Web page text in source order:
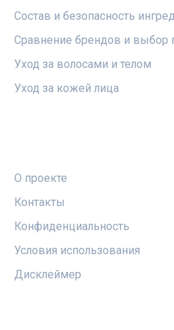
Состав и безопасность
Сравнение брендов и выбор
Уход за волосами и телом
Уход за кожей лица
О проекте
Контакты
Конфиденциальность
Условия использования
Дисклеймер